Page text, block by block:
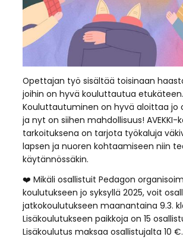
Opettajan työ sisältää toisinaan
joihin on hyvä kouluttautua etukäteen.
Kouluttautuminen on hyvä aloittaa jo
ja nyt on siihen mahdollisuus! AVEKKI-
tarkoituksena on tarjota työkaluja
lapsen ja nuoren kohtaamiseen niin
käytännössäkin.
❤️ Mikäli osallistuit Pedagon
koulutukseen jo syksyllä 2025, voit
jatkokoulutukseen maanantaina 9.3.
Lisäkoulutukseen paikkoja on 15
Lisäkoulutus maksaa osallistujalta 10 €.